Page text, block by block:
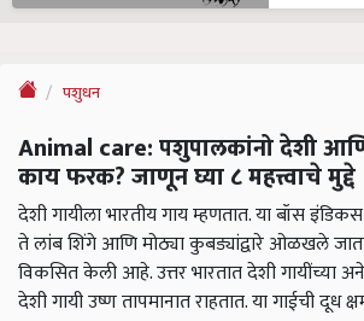
पशुधन
Animal care: पशुपालकांनो देशी
काय फरक? जाणून घ्या ८ महत्त्वाचे मुद्दे
देशी गायीला भारतीय गाय म्हणतात. या बॉस
ते लांब शिंगे आणि मोठ्या कुबड्यांद्वारे ओळखले
विकसित केली आहे. उत्तर भारतात देशी गायींच्या
देशी गायी उष्ण तापमानात राहतात. या गाईची दूध